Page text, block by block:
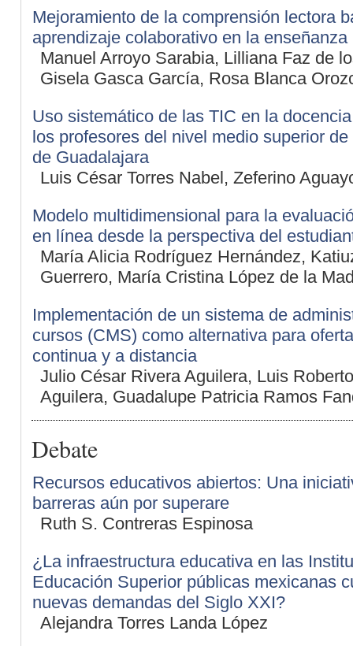
Mejoramiento de la comprensión lectora
aprendizaje colaborativo en la
Manuel Arroyo Sarabia, Lilliana Faz de
Gisela Gasca García, Rosa Blanca
Uso sistemático de las TIC en la
los profesores del nivel medio superior
de Guadalajara
Luis César Torres Nabel, Zeferino
Modelo multidimensional para la
en línea desde la perspectiva del
María Alicia Rodríguez Hernández,
Guerrero, María Cristina López de la
Implementación de un sistema de
cursos (CMS) como alternativa para
continua y a distancia
Julio César Rivera Aguilera, Luis
Aguilera, Guadalupe Patricia Ramos
Debate
Recursos educativos abiertos: Una
barreras aún por superare
Ruth S. Contreras Espinosa
¿La infraestructura educativa en las
Educación Superior públicas mexicanas
nuevas demandas del Siglo XXI?
Alejandra Torres Landa López